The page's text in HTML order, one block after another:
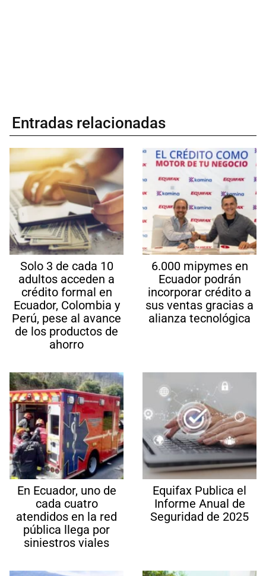
Entradas relacionadas
Solo 3 de cada 10
adultos acceden a
crédito formal en
Ecuador, Colombia y
Perú, pese al avance
de los productos de
ahorro
6.000 mipymes en
Ecuador podrán
incorporar crédito a
sus ventas gracias a
alianza tecnológica
En Ecuador, uno de
cada cuatro
atendidos en la red
pública llega por
siniestros viales
Equifax Publica el
Informe Anual de
Seguridad de 2025